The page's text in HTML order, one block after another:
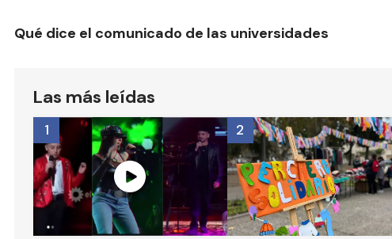
Qué dice el comunicado de las universidades
Las más leídas
1 2